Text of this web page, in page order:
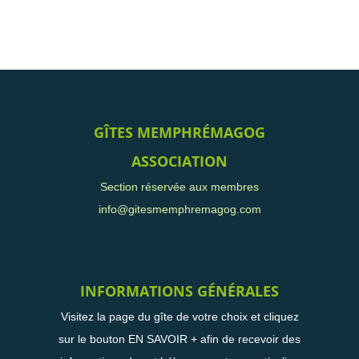
GÎTES MEMPHRÉMAGOG
ASSOCIATION
Section réservée aux membres
info@gitesmemphremagog.com
INFORMATIONS GÉNÉRALES
Visitez la page du gîte de votre choix et cliquez
sur le bouton EN SAVOIR + afin de recevoir des